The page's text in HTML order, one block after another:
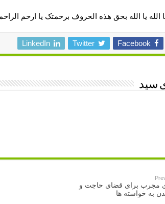
یا الله یا الله بحق هذه الحروف برحمتک یا ارحم
Facebook
Twitter
LinkedIn
سید
مجرب برای قضای حاجت و
به خواسته ها